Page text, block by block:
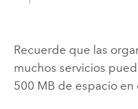
Recuerde que las
muchos servicios
500 MB de espacio en